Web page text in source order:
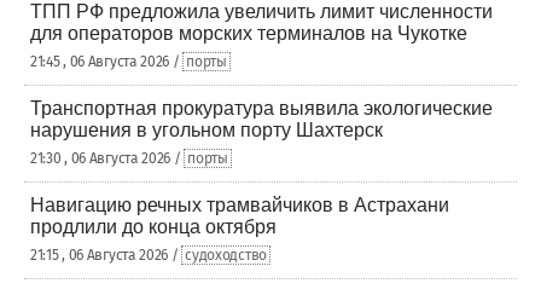
ТПП РФ предложила увеличить лимит численности
для операторов морских терминалов на Чукотке
21:45 , 06 Августа 2026 / порты
Транспортная прокуратура выявила экологические
нарушения в угольном порту Шахтерск
21:30 , 06 Августа 2026 / порты
Навигацию речных трамвайчиков в Астрахани
продлили до конца октября
21:15 , 06 Августа 2026 / судоходство